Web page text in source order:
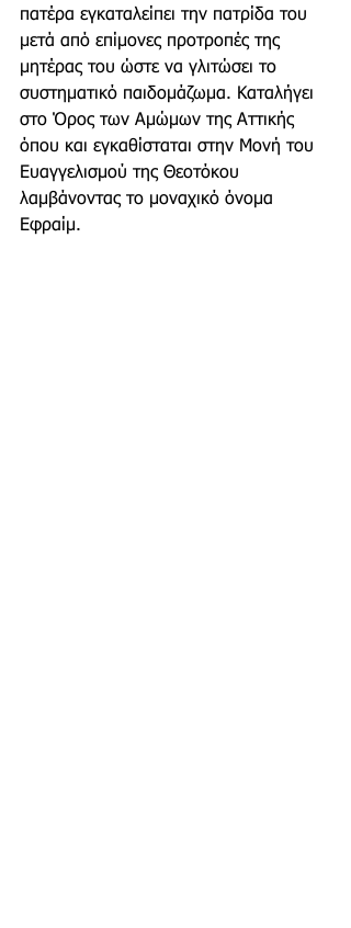
πατέρα εγκαταλείπει την πατρίδα του
μετά από επίμονες προτροπές της
μητέρας του ώστε να γλιτώσει το
συστηματικό παιδομάζωμα. Καταλήγει
στο Όρος των Αμώμων της Αττικής
όπου και εγκαθίσταται στην Μονή του
Ευαγγελισμού της Θεοτόκου
λαμβάνοντας το μοναχικό όνομα
Εφραίμ.